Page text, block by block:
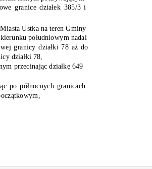
granice działek 385/3 i
Ustka na teren Gminy
południowym nadal
granicy działki 78 aż do
działki 78,
przecinając działkę 649
po północnych granicach